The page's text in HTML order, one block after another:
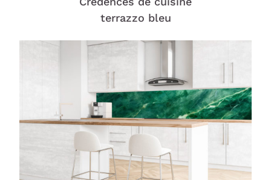
terrazzo bleu